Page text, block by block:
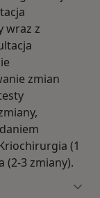
wraz z
zmian
(1
(2-3 zmiany).